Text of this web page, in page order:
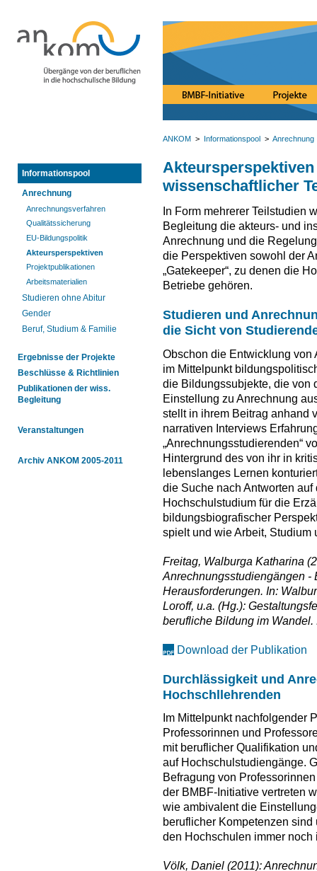
Informationspool
Anrechnung
Anrechnungsverfahren
Qualitätssicherung
EU-Bildungspolitik
Akteursperspektiven
Projektpublikationen
Arbeitsmaterialien
Studieren ohne Abitur
Gender
Beruf, Studium & Familie
Ergebnisse der Projekte
Beschlüsse & Richtlinien
Publikationen der wiss.
Begleitung
Veranstaltungen
Archiv ANKOM 2005-2011
ANKOM > Informationspool > Anrechnung
wissenschaftlicher
In Form mehrerer Teilstudien
Begleitung die akteurs- und
Anrechnung und die
die Perspektiven sowohl der
„Gatekeeper“, zu denen die
Betriebe gehören.
Studieren und
die Sicht von
Obschon die Entwicklung von
im Mittelpunkt
die Bildungssubjekte, die von
Einstellung zu Anrechnung
stellt in ihrem Beitrag anhand
narrativen Interviews
„Anrechnungsstudierenden“
Hintergrund des von ihr in
lebenslanges Lernen
die Suche nach Antworten
Hochschulstudium für die
bildungsbiografischer
spielt und wie Arbeit,
Freitag, Walburga Katharina
Anrechnungsstudiengängen -
Herausforderungen. In:
Loroff, u.a. (Hg.):
berufliche Bildung im
Download der Publikation
Durchlässigkeit und
Hochschllehrenden
Im Mittelpunkt nachfolgender
Professorinnen und
mit beruflicher Qualifikation
auf Hochschulstudiengänge.
Befragung von
der BMBF-Initiative vertreten
wie ambivalent die
beruflicher Kompetenzen
den Hochschulen immer noch
Völk, Daniel (2011):